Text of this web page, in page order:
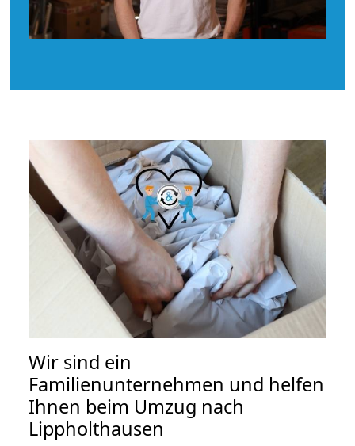
Wir sind ein
Familienunternehmen und helfen
Ihnen beim Umzug nach
Lippholthausen